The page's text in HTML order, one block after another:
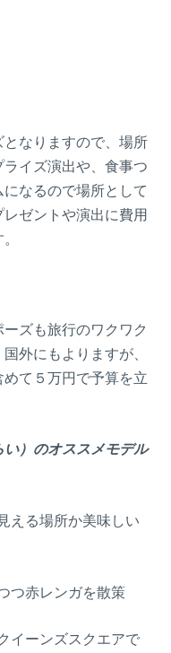
なりますので、場所
イズ演出や、食事つ
なるので場所として
ゼントや演出に費用
ズも旅行のワクワク
外にもよりますが、
て５万円で予算を立
）のオススメモデル
える場所か美味しい
つ赤レンガを散策
イーンズスクエアで